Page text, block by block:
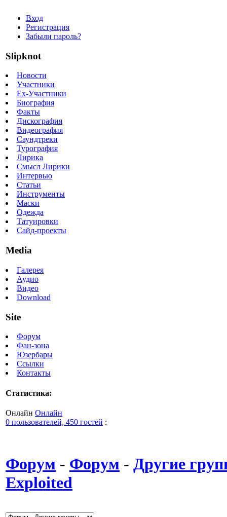
Вход
Регистрация
Забыли пароль?
Slipknot
Новости
Участники
Ex-Участники
Биография
Факты
Дискография
Видеография
Саундтреки
Турография
Лирика
Смысл Лирики
Интервью
Статьи
Инструменты
Маски
Одежда
Татуировки
Сайд-проекты
Media
Галерея
Аудио
Видео
Download
Site
Форум
Фан-зона
Юзербары
Ссылки
Контакты
Статистика:
Онлайн Онлайн
0 пользователей, 450 гостей :
Форум - Форум - Другие
Exploited